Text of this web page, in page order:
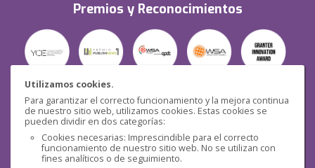
Utilizamos cookies.
Para garantizar el correcto funcionamiento y la mejora continua
de nuestro sitio web, utilizamos cookies. Estas cookies se
pueden dividir en dos categorías:
Cookies necesarias: Imprescindible para el correcto
funcionamiento de nuestro sitio web. No se utilizan con
fines analíticos o de seguimiento.
Premios y Reconocimientos
Seguridad